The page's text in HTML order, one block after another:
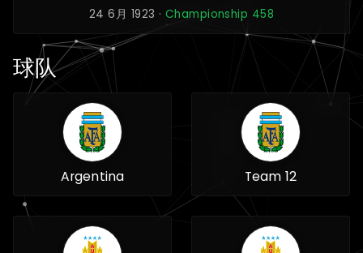
24 6月 1923 · Championship 458
球队
Argentina Team 12